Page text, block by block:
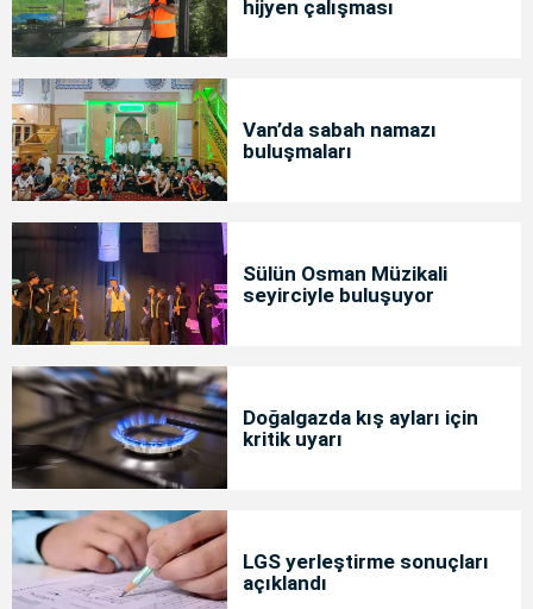
hijyen çalışması
Van’da sabah namazı
buluşmaları
Sülün Osman Müzikali
seyirciyle buluşuyor
Doğalgazda kış ayları için
kritik uyarı
LGS yerleştirme sonuçları
açıklandı